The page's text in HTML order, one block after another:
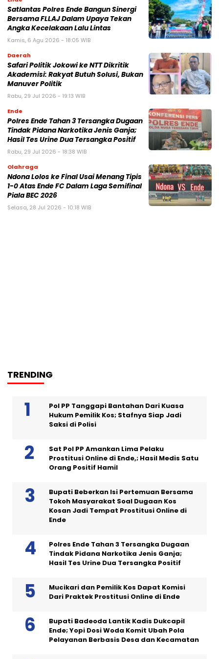
Satlantas Polres Ende Bangun Sinergi
Bersama FLLAJ Dalam Upaya Tekan
Angka Kecelakaan Lalu Lintas
Kamis, 6 Agu 2026 - 18:05 WIB
Daerah
Safari Politik Jokowi ke NTT Dikritik
Akademisi: Rakyat Butuh Solusi, Bukan
Manuver Politik
Rabu, 29 Jul 2026 - 19:13 WIB
Ende
Polres Ende Tahan 3 Tersangka Dugaan
Tindak Pidana Narkotika Jenis Ganja;
Hasil Tes Urine Dua Tersangka Positif
Rabu, 29 Jul 2026 - 18:38 WIB
Olahraga
Ndona Lolos ke Final Usai Menang Tipis
1-0 Atas Ende FC Dalam Laga Semifinal
Piala BEC 2026
Selasa, 28 Jul 2026 - 10:18 WIB
TRENDING
Pol PP Tanggapi Bantahan Dari Kuasa
Hukum Pemilik Kos; Stafnya Siap Jadi
Saksi di Polisi
Sat Pol PP Amankan Lima Pelaku
Prostitusi Online di Ende,; Hasil Medis Satu
Orang Positif Hamil
Bupati Beberkan Isi Pertemuan Bersama
Tokoh Masyarakat Soal Dugaan Kos
Kosan Jadi Tempat Prostitusi Online di
Ende
Polres Ende Tahan 3 Tersangka Dugaan
Tindak Pidana Narkotika Jenis Ganja;
Hasil Tes Urine Dua Tersangka Positif
Mucikari dan Pemilik Kos Dapat Komisi
Dari Praktek Prostitusi Online di Ende
Bupati Badeoda Lantik Kadis Dukcapil
Ende; Yopi Dosi Woda Komit Ubah Pola
Pelayanan Berbasis Desa dan Kecamatan